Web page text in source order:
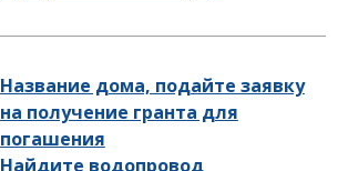
Название дома, подайте заявку
на получение гранта для
погашения
Найдите водопровод